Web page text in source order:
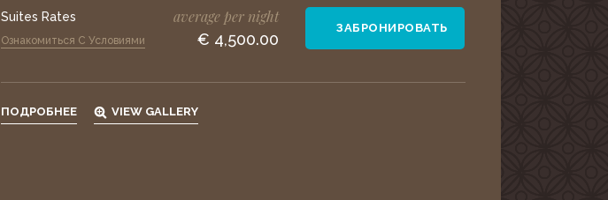
Suites Rates
Ознакомиться С Условиями
average per night
€ 4,500.00
ЗАБРОНИРОВАТЬ
ПОДРОБНЕЕ VIEW GALLERY